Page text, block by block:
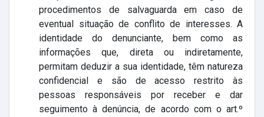
procedimentos de salvaguarda em caso de
eventual situação de conflito de interesses. A
identidade do denunciante, bem como as
informações que, direta ou indiretamente,
permitam deduzir a sua identidade, têm natureza
confidencial e são de acesso restrito às
pessoas responsáveis por receber e dar
seguimento à denúncia, de acordo com o art.º